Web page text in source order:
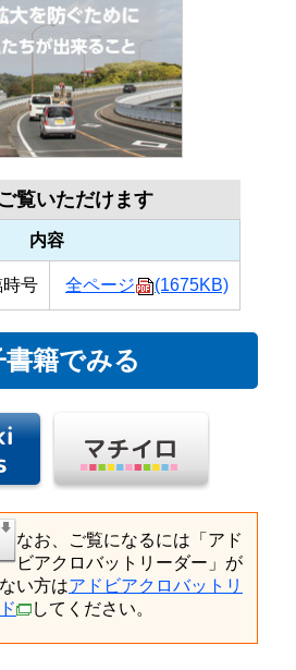
覧いただけます
内容
時号 全ページ (1675KB)
書籍でみる
なお、ご覧になるには「アド
ビアクロバットリーダー」が
い方はアドビアクロバットリ
してください。